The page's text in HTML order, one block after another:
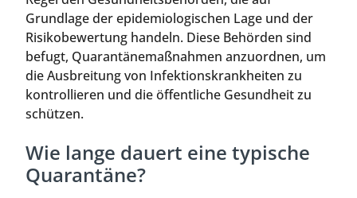
Grundlage der epidemiologischen Lage und der
Risikobewertung handeln. Diese Behörden sind
befugt, Quarantänemaßnahmen anzuordnen, um
die Ausbreitung von Infektionskrankheiten zu
kontrollieren und die öffentliche Gesundheit zu
schützen.
Wie lange dauert eine typische
Quarantäne?